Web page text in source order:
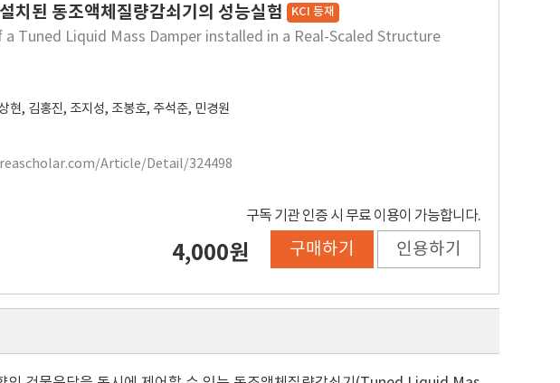
치된 동조액체질량감쇠기의 성능실험 KCI 등재
Tuned Liquid Mass Damper installed in a Real-Scaled Structure
현, 김홍진, 조지성, 조봉호, 주석준, 민경원
Article/Detail/324498
구독 기관 인증 시 무료 이용이 가능합니다.
4,000원 구매하기 인용하기